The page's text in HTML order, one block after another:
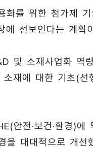
를 위한 첨가제
선보인다는 계획
및 소재사업화 역
재에 대한 기초(
안전·보건·환경)
을 대대적으로 개